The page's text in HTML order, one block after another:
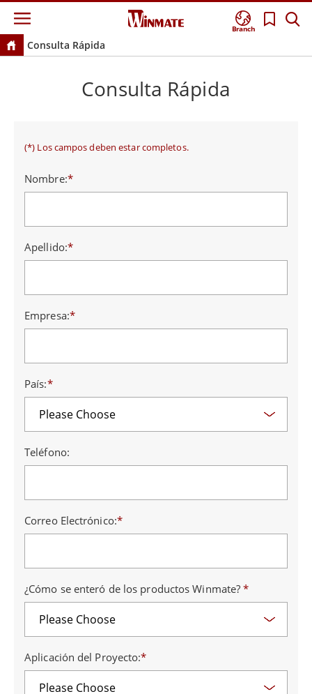
Branch
Consulta Rápida
Consulta Rápida
(*) Los campos deben estar completos.
Nombre:*
Apellido:*
Empresa:*
País:*
Teléfono:
Correo Electrónico:*
¿Cómo se enteró de los productos Winmate?*
Aplicación del Proyecto:*